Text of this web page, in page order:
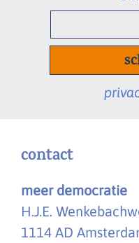
mailadres
contact
meer democratie
H.J.E.
1114 AD